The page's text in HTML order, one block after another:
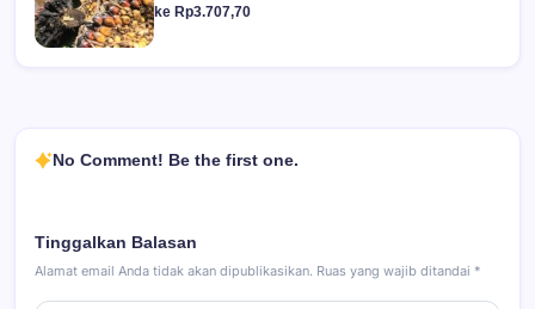
ke Rp3.707,70
No Comment! Be the first one.
Tinggalkan Balasan
Alamat email Anda tidak akan dipublikasikan. Ruas yang wajib ditandai *